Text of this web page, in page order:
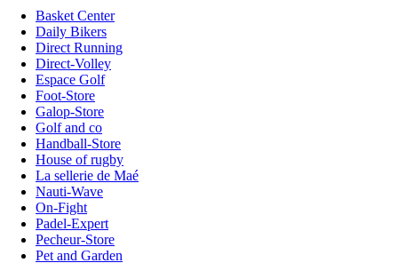
Basket Center
Daily Bikers
Direct Running
Direct-Volley
Espace Golf
Foot-Store
Galop-Store
Golf and co
Handball-Store
House of rugby
La sellerie de Maé
Nauti-Wave
On-Fight
Padel-Expert
Pecheur-Store
Pet and Garden